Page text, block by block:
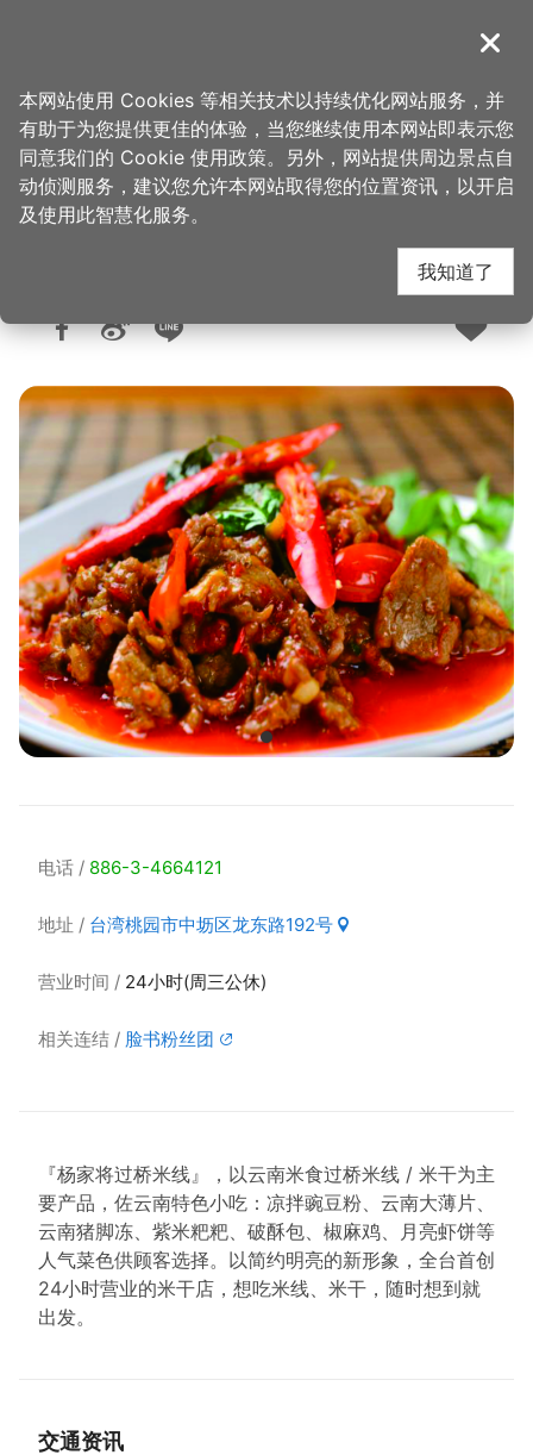
導覽
首页 > 想去的地方 > 美食、购物 > 美食快搜
杨家将过桥米线米干
人气：1.2万
电话 886-3-4664121
地址 台湾桃园市中坜区龙东路192号
营业时间 24小时(周三公休)
相关连结 脸书粉丝团
『杨家将过桥米线』，以云南米食过桥米线 / 米干为主
要产品，佐云南特色小吃：凉拌豌豆粉、云南大薄片、
云南猪脚冻、紫米粑粑、破酥包、椒麻鸡、月亮虾饼等
人气菜色供顾客选择。以简约明亮的新形象，全台首创
24小时营业的米干店，想吃米线、米干，随时想到就
出发。
交通资讯
关闭
本网站使用 Cookies 等相关技术以持续优化网站服务，并
有助于为您提供更佳的体验，当您继续使用本网站即表示您
同意我们的 Cookie 使用政策。另外，网站提供周边景点自
动侦测服务，建议您允许本网站取得您的位置资讯，以开启
及使用此智慧化服务。
我知道了